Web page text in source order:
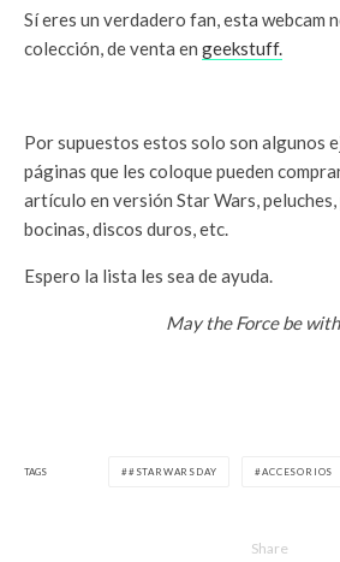
Sí eres un verdadero fan, esta webcam
colección, de venta en geekstuff.
Por supuestos estos solo son algunos
páginas que les coloque pueden
artículo en versión Star Wars,
bocinas, discos duros, etc.
Espero la lista les sea de ayuda.
May the Force be
TAGS #STARWARSDAY ACCESORIOS
Share